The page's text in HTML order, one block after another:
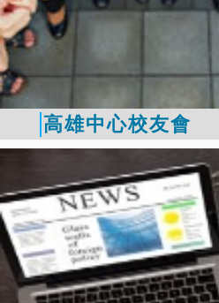
高雄中心校友會